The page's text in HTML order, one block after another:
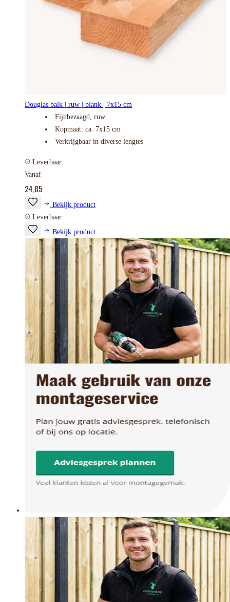
Douglas balk | ruw | blank | 7x15 cm
Fijnbezaagd, ruw
Kopmaat: ca. 7x15 cm
Verkrijgbaar in diverse lengtes
Leverbaar
Vanaf
24,85
Bekijk product
Leverbaar
Bekijk product